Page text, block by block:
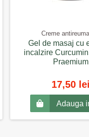
Creme
Gel de masaj cu
incalzire
Praemium
17,50 lei
Adauga